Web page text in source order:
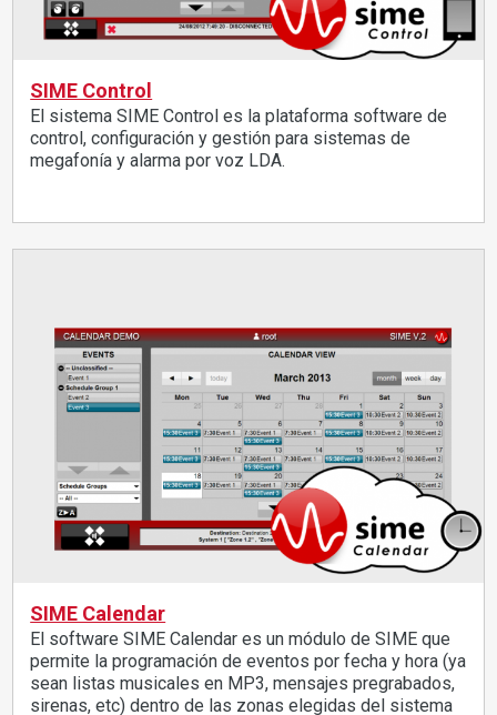
SIME Control
El sistema SIME Control es la plataforma software de
control, configuración y gestión para sistemas de
megafonía y alarma por voz LDA.
SIME Calendar
El software SIME Calendar es un módulo de SIME que
permite la programación de eventos por fecha y hora (ya
sean listas musicales en MP3, mensajes pregrabados,
sirenas, etc) dentro de las zonas elegidas del sistema